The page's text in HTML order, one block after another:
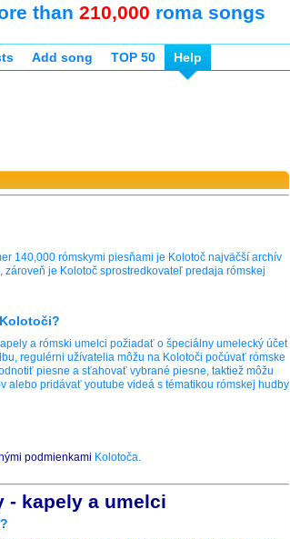
than 210,000 roma songs
Add song TOP 50 Help
140,000 rómskymi piesňami je Kolotoč najväčší archív
zároveň je Kolotoč sprostredkovateľ predaja rómskej
a rómski umelci požiadať o špeciálny umelecký účet
regulérni užívatelia môžu na Kolotoči počúvať rómske
piesne a sťahovať vybrané piesne, taktiež môžu
alebo pridávať youtube videá s tématikou rómskej hudby
podmienkami Kolotoča.
- kapely a umelci